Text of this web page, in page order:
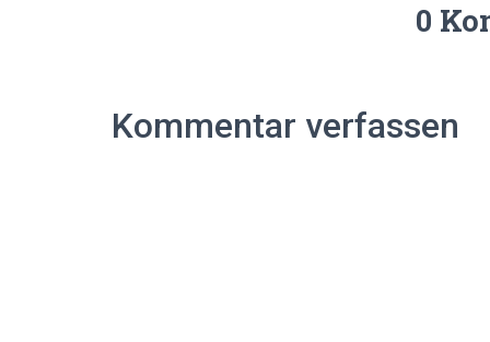
0
Kommentar verfassen